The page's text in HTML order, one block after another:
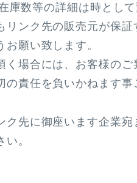
数等の詳細は時として
リンク先の販売元が保
願い致します。
く場合には、お客様の
責任を負いかねます事
先に御座います企業
。